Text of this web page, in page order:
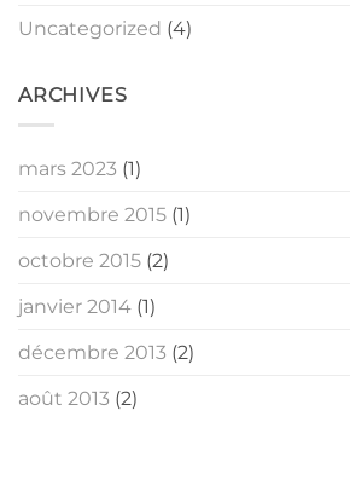
Uncategorized (4)
ARCHIVES
mars 2023 (1)
novembre 2015 (1)
octobre 2015 (2)
janvier 2014 (1)
décembre 2013 (2)
août 2013 (2)